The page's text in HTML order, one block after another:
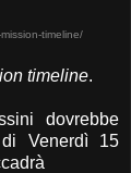
timeline/
timeline.
dovrebbe
Venerdì 15